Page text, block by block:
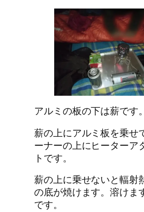
アルミの板の下は薪です。
薪の上にアルミ板を乗せ
ーナーの上にヒーターア
トです。
薪の上に乗せないと輻射
の底が焼けます。溶けま
です。